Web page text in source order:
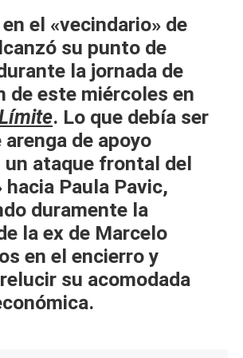
el «vecindario» de
su punto de
la jornada de
de este miércoles en
. Lo que debía ser
de apoyo
un ataque frontal del
hacia Paula Pavic,
duramente la
la ex de Marcelo
en el encierro y
su acomodada